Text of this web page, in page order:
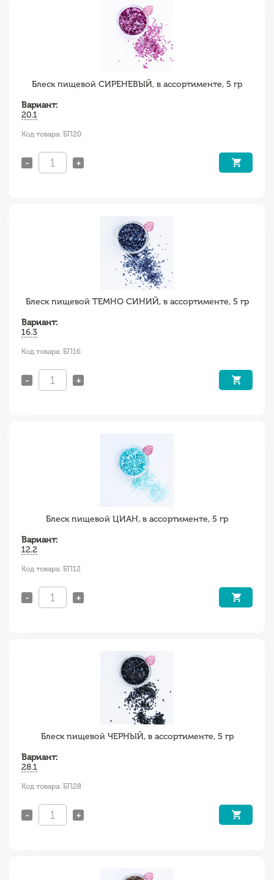
Блеск пищевой СИРЕНЕВЫЙ, в ассортименте, 5 гр
Вариант:
20.1
Код товара: БП20
- +
Блеск пищевой ТЕМНО СИНИЙ, в ассортименте, 5 гр
Вариант:
16.3
Код товара: БП16
- +
Блеск пищевой ЦИАН, в ассортименте, 5 гр
Вариант:
12.2
Код товара: БП12
- +
Блеск пищевой ЧЕРНЫЙ, в ассортименте, 5 гр
Вариант:
28.1
Код товара: БП28
- +